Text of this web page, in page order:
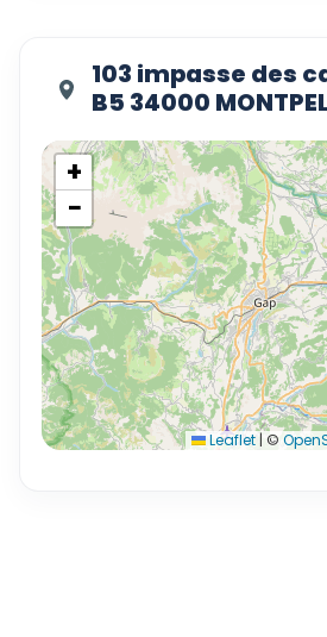
103 impasse des
B5 34000
+
−
Leaflet | ©